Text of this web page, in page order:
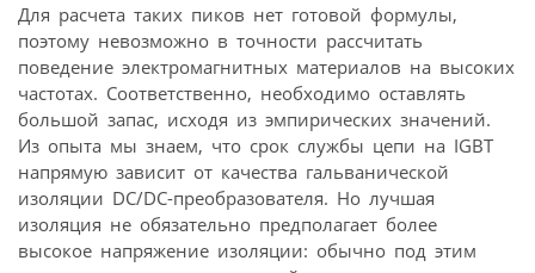
Для расчета таких пиков нет готовой формулы,
поэтому невозможно в точности рассчитать
поведение электромагнитных материалов на высоких
частотах. Соответственно, необходимо оставлять
большой запас, исходя из эмпирических значений.
Из опыта мы знаем, что срок службы цепи на IGBT
напрямую зависит от качества гальванической
изоляции DC/DC-преобразователя. Но лучшая
изоляция не обязательно предполагает более
высокое напряжение изоляции: обычно под этим